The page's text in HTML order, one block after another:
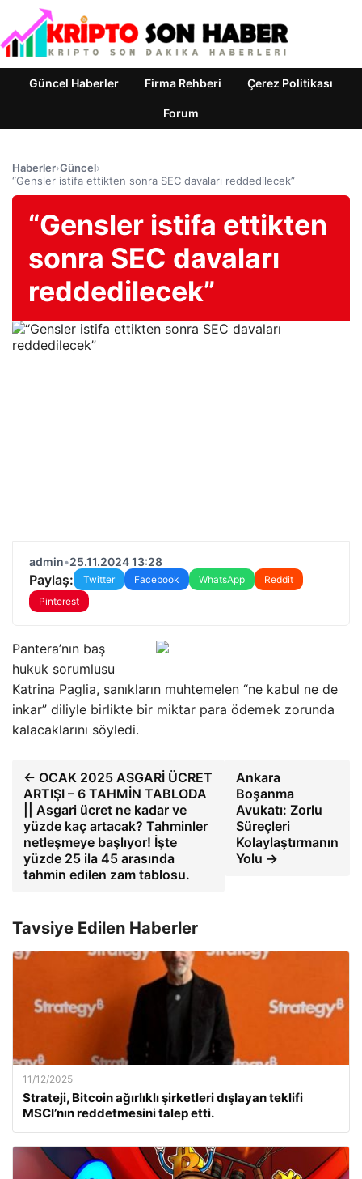
Güncel Haberler Firma Rehberi Çerez Politikası
Forum
Haberler›Güncel›
“Gensler istifa ettikten sonra SEC davaları reddedilecek”
“Gensler istifa ettikten
sonra SEC davaları
reddedilecek”
admin•25.11.2024 13:28
Paylaş: Twitter Facebook WhatsApp
Reddit
Pinterest
Pantera’nın baş
hukuk sorumlusu
Katrina Paglia, sanıkların muhtemelen “ne kabul ne de
inkar” diliyle birlikte bir miktar para ödemek zorunda
kalacaklarını söyledi.
← OCAK 2025 ASGARİ ÜCRET
ARTIŞI – 6 TAHMİN TABLODA
|| Asgari ücret ne kadar ve
yüzde kaç artacak? Tahminler
netleşmeye başlıyor! İşte
yüzde 25 ila 45 arasında
tahmin edilen zam tablosu.
Ankara
Boşanma
Avukatı: Zorlu
Süreçleri
Kolaylaştırmanın
Yolu →
Tavsiye Edilen Haberler
11/12/2025
Strateji, Bitcoin ağırlıklı şirketleri dışlayan teklifi
MSCI’nın reddetmesini talep etti.